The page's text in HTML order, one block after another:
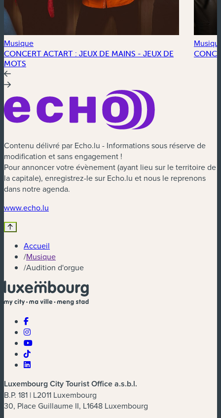
Musique
CONCERT ACTART : JEUX DE MAINS - JEUX DE
MOTS
Contenu délivré par Echo.lu - Informations sous réserve de
modification et sans engagement !
Pour annoncer votre évènement (ayant lieu sur le territoire de
la capitale), enregistrez-le sur Echo.lu et nous le reprenons
dans notre agenda.
www.echo.lu
Accueil
/Musique
/Audition d'orgue
Luxembourg City Tourist Office a.s.b.l.
B.P. 181 | L2011 Luxembourg
30, Place Guillaume II, L1648 Luxembourg